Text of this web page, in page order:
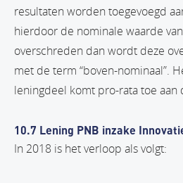
resultaten worden toegevoegd
hierdoor de nominale waarde
overschreden dan wordt deze
met de term “boven-nominaal”.
leningdeel komt pro-rata toe aan
10.7 Lening PNB inzake
In 2018 is het verloop als volgt: